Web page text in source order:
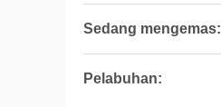
Sedang mengemas:
Pelabuhan: